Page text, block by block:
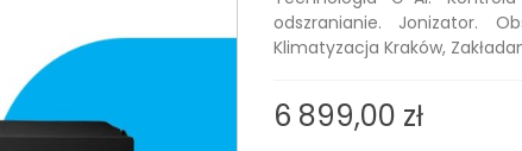
odszranianie. Jonizator.
Klimatyzacja Kraków,
6 899,00 zł